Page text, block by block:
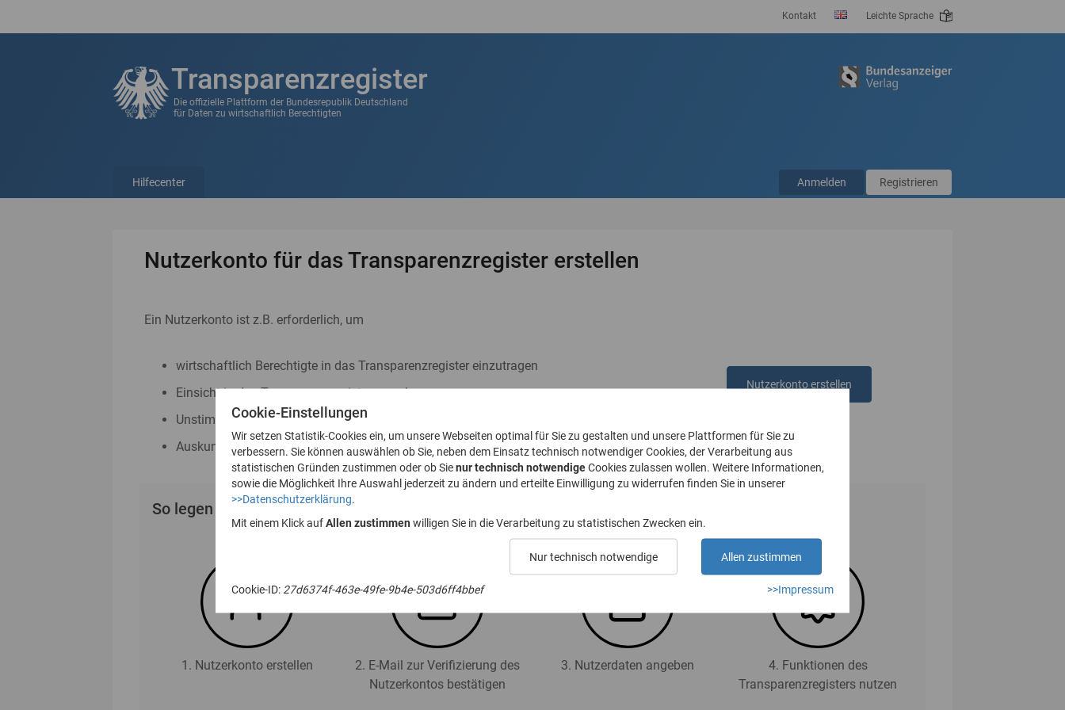
Kontakt Leichte Sprache
Transparenzregister
Die offizielle Plattform der Bundesrepublik Deutschland
für Daten zu wirtschaftlich Berechtigten
Anmelden Registrieren
Hilfecenter
Nutzerkonto für das Transparenzregister erstellen
Ein Nutzerkonto ist z.B. erforderlich, um
wirtschaftlich Berechtigte in das Transparenzregister einzutragen
Einsicht in das Transparenzregister zu nehmen
Unstimmigkeitsmeldungen nach § 23a GwG abzugeben
Auskunftsanträge nach § 23 Abs. 8 GwG zu stellen
Nutzerkonto erstellen
oderanmelden
So legen Sie Ihr Nutzerkonto für das Transparenzregister an (Registrierung):
1. Nutzerkonto erstellen
2. E-Mail zur Verifizierung des
Nutzerkontos bestätigen
3. Nutzerdaten angeben
4. Funktionen des
Transparenzregisters nutzen
Cookie-Einstellungen
Wir setzen Statistik-Cookies ein, um unsere Webseiten optimal für Sie zu gestalten und unsere Plattformen für Sie zu
verbessern. Sie können auswählen ob Sie, neben dem Einsatz technisch notwendiger Cookies, der Verarbeitung aus
statistischen Gründen zustimmen oder ob Sienur technisch notwendigeCookies zulassen wollen. Weitere Informationen,
sowie die Möglichkeit Ihre Auswahl jederzeit zu ändern und erteilte Einwilligung zu widerrufen finden Sie in unserer
>>Datenschutzerklärung
Mit einem Klick auf Allen zustimmen willigen Sie in die Verarbeitung zu statistischen Zwecken ein.
Nur technisch notwendige Allen zustimmen
Cookie-ID: 27d6374f-463e-49fe-9b4e-503d6ff4bbef >>Impressum